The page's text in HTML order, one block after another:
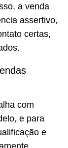
a venda
assertivo,
certas,
com
e para
e